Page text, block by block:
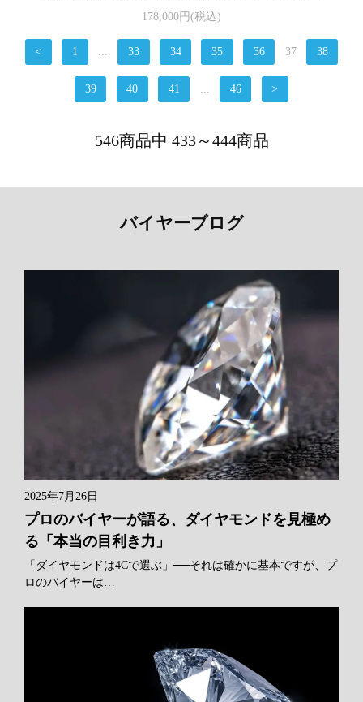
178,000円(税込)
< 1 ... 33 34 35 36 37 38
39 40 41 ... 46 >
546商品中 433～444商品
バイヤーブログ
2025年7月26日
プロのバイヤーが語る、ダイヤモンドを見極め
る「本当の目利き力」
「ダイヤモンドは4Cで選ぶ」──それは確かに基本ですが、プ
ロのバイヤーは…